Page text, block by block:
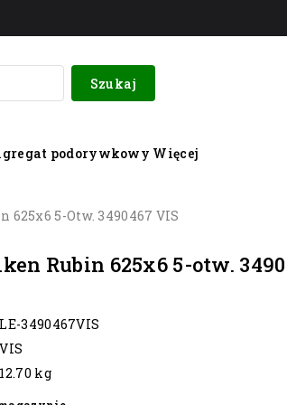
Szukaj
podorywkowy Więcej
5-Otw. 3490467 VIS
Rubin 625x6 5-otw.
3490467VIS
kg